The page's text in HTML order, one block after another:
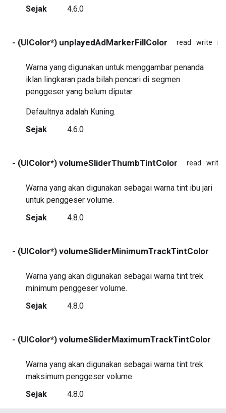
Sejak
4.6.0
- (UIColor*) unplayedAdMarkerFillColor read write
Warna yang digunakan untuk menggambar penanda
iklan lingkaran pada bilah pencari di segmen
penggeser yang belum diputar.
Defaultnya adalah Kuning.
Sejak
4.6.0
- (UIColor*) volumeSliderThumbTintColor read write
Warna yang akan digunakan sebagai warna tint ibu jari
untuk penggeser volume.
Sejak
4.8.0
- (UIColor*) volumeSliderMinimumTrackTintColor
Warna yang akan digunakan sebagai warna tint trek
minimum penggeser volume.
Sejak
4.8.0
- (UIColor*) volumeSliderMaximumTrackTintColor
Warna yang akan digunakan sebagai warna tint trek
maksimum penggeser volume.
Sejak
4.8.0